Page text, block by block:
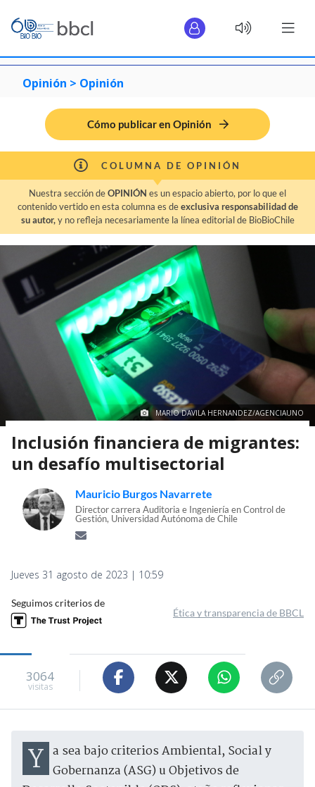
Opinión > Opinión
Cómo publicar en Opinión
COLUMNA DE OPINIÓN
Nuestra sección deOPINIÓN es un espacio abierto, por lo que el
contenido vertido en esta columna es deexclusiva responsabilidad de
su autor,y no refleja necesariamente la línea editorial de BioBioChile
MARIO DAVILA HERNANDEZ/AGENCIAUNO
Inclusión financiera de migrantes:
un desafío multisectorial
Mauricio Burgos Navarrete
Director carrera Auditoria e Ingeniería en Control de
Gestión, Universidad Autónoma de Chile
Jueves 31 agosto de 2023 | 10:59
Seguimos criterios de
Ética y transparencia de BBCL
3064
visitas
Ya sea bajo criterios Ambiental, Social y Gobernanza (ASG) u Objetivos de